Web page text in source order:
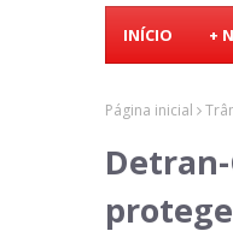
INÍCIO +
Página inicial